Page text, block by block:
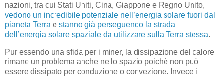
nazioni, tra cui Stati Uniti, Cina, Giappone e Regno Unito,
vedono un incredibile potenziale nell’energia solare fuori dal
pianeta Terra e stanno già perseguendo la strada
dell’energia solare spaziale da utilizzare sulla Terra stessa.
Pur essendo una sfida per i miner, la dissipazione del calore
rimane un problema anche nello spazio poiché non può
essere dissipato per conduzione o convezione. Invece i